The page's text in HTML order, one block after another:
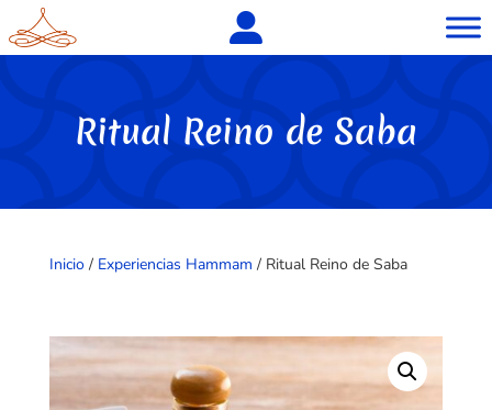
Ritual Reino de Saba
Inicio/ Experiencias Hammam / Ritual Reino de Saba